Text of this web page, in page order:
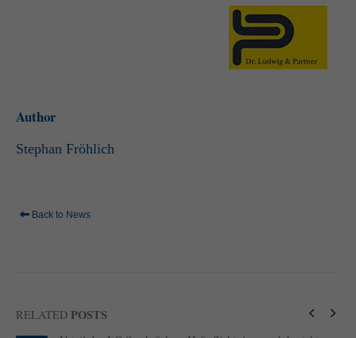
Author
Stephan Fröhlich
Back to News
RELATED POSTS
werden, bedarf der Zugriff auf diese Inhalte keiner manuellen Einwilligung
Cookie-Informationen anzeigen